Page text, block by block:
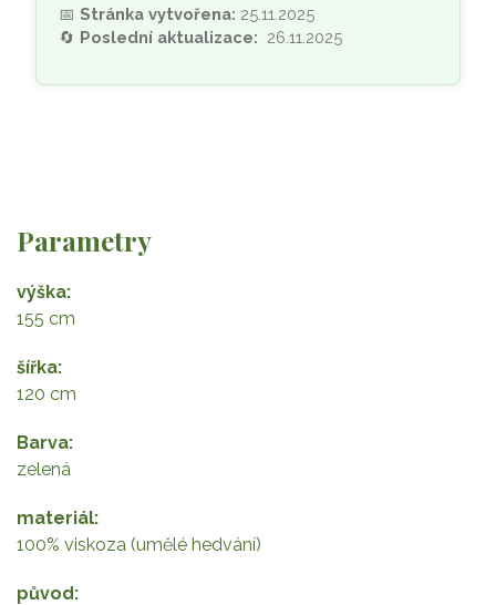
📅Stránka vytvořena: 25.11.2025
🔄 Poslední aktualizace: 26.11.2025
Parametry
výška
155 cm
šířka
120 cm
Barva
zelená
materiál
100% viskoza (umělé hedvání)
původ